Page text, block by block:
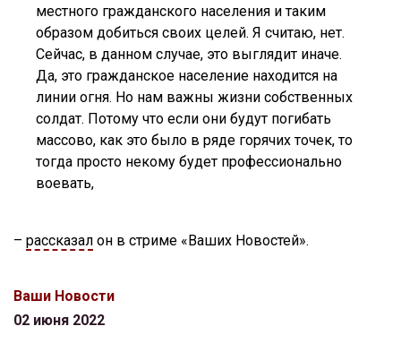
местного гражданского населения и таким
образом добиться своих целей. Я считаю, нет.
Сейчас, в данном случае, это выглядит иначе.
Да, это гражданское население находится на
линии огня. Но нам важны жизни собственных
солдат. Потому что если они будут погибать
массово, как это было в ряде горячих точек, то
тогда просто некому будет профессионально
воевать,
– рассказал он в стриме «Ваших Новостей».
Ваши Новости
02 июня 2022